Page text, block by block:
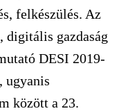
felkészülés. Az
digitális gazdaság
DESI 2019-
ugyanis
között a 23.